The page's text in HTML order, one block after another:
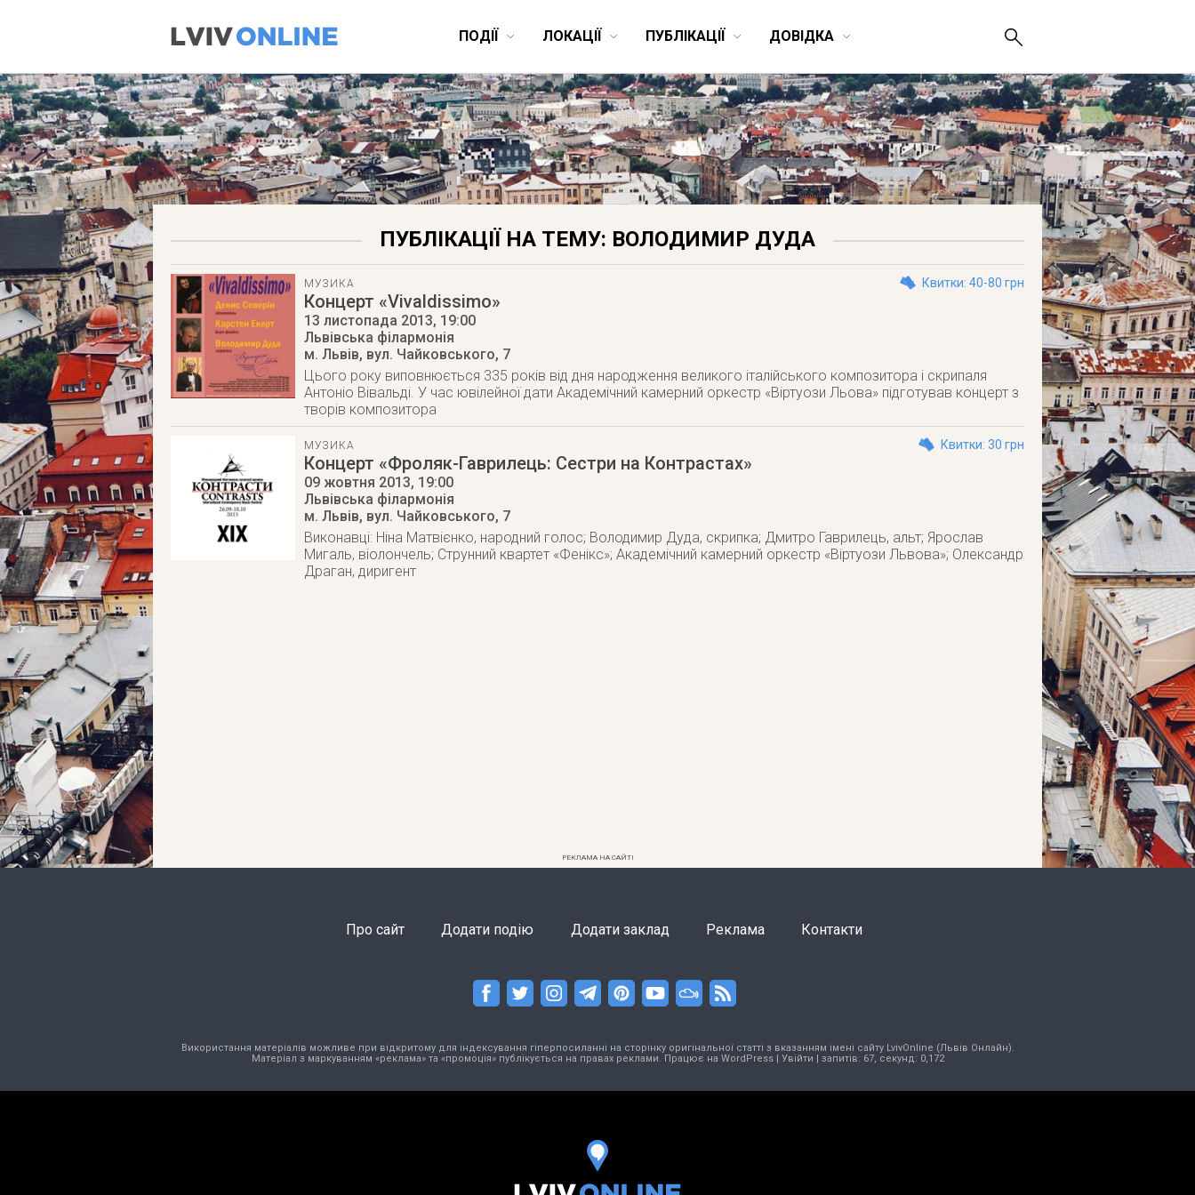
ПОДІЇ ЛОКАЦІЇ ПУБЛІКАЦІЇ ДОВІДКА
ПУБЛІКАЦІЇ НА ТЕМУ: ВОЛОДИМИР ДУДА
МУЗИКА Квитки: 40-80 грн
Концерт «Vivaldissimo»
13 листопада 2013, 19:00
Львівська філармонія
м. Львів, вул. Чайковського, 7
Цього року виповнюється 335 років від дня народження великого італійського композитора і скрипаля
Антоніо Вівальді. У час ювілейної дати Академічний камерний оркестр «Віртуози Льова» підготував концерт з
творів композитора
МУЗИКА Квитки: 30 грн
Концерт «Фроляк-Гаврилець: Сестри на Контрастах»
09 жовтня 2013, 19:00
Львівська філармонія
м. Львів, вул. Чайковського, 7
Виконавці: Ніна Матвієнко, народний голос; Володимир Дуда, скрипка; Дмитро Гаврилець, альт; Ярослав
Мигаль, віолончель; Струнний квартет «Фенікс»; Академічний камерний оркестр «Віртуози Львова»; Олександр
Драган, диригент
РЕКЛАМА НА САЙТІ
Про сайт Додати подію Додати заклад Реклама Контакти
Використання матеріалів можливе при відкритому для індексування гіперпосиланні на сторінку оригінальної статті з вказанням імені сайту LvivOnline (Львів Онлайн).
Матеріал з маркуванням «реклама» та «промоція» публікується на правах реклами. Працює на WordPress| Увійти | запитів: 67, секунд: 0,172